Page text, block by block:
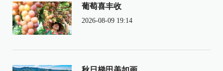
葡萄喜丰收
2026-08-09 19:14